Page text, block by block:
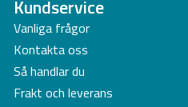
Kundservice
Vanliga frågor
Kontakta oss
Så handlar du
Frakt och leverans